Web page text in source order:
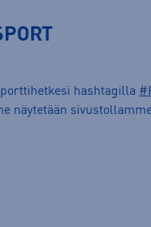
hashtagilla
näytetään